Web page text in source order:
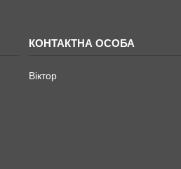
Віктор